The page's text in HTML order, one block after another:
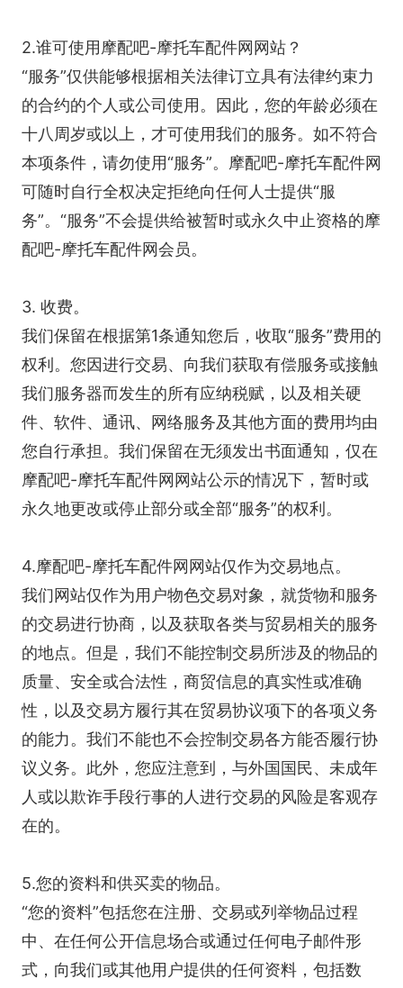
2.谁可使用摩配吧-摩托车配件网网站？
“服务”仅供能够根据相关法律订立具有法律约束力
的合约的个人或公司使用。因此，您的年龄必须在
十八周岁或以上，才可使用我们的服务。如不符合
本项条件，请勿使用“服务”。摩配吧-摩托车配件网
可随时自行全权决定拒绝向任何人士提供“服
务”。“服务”不会提供给被暂时或永久中止资格的摩
配吧-摩托车配件网会员。
3. 收费。
我们保留在根据第1条通知您后，收取“服务”费用的
权利。您因进行交易、向我们获取有偿服务或接触
我们服务器而发生的所有应纳税赋，以及相关硬
件、软件、通讯、网络服务及其他方面的费用均由
您自行承担。我们保留在无须发出书面通知，仅在
摩配吧-摩托车配件网网站公示的情况下，暂时或
永久地更改或停止部分或全部“服务”的权利。
4.摩配吧-摩托车配件网网站仅作为交易地点。
我们网站仅作为用户物色交易对象，就货物和服务
的交易进行协商，以及获取各类与贸易相关的服务
的地点。但是，我们不能控制交易所涉及的物品的
质量、安全或合法性，商贸信息的真实性或准确
性，以及交易方履行其在贸易协议项下的各项义务
的能力。我们不能也不会控制交易各方能否履行协
议义务。此外，您应注意到，与外国国民、未成年
人或以欺诈手段行事的人进行交易的风险是客观存
在的。
5.您的资料和供买卖的物品。
“您的资料”包括您在注册、交易或列举物品过程
中、在任何公开信息场合或通过任何电子邮件形
式，向我们或其他用户提供的任何资料，包括数